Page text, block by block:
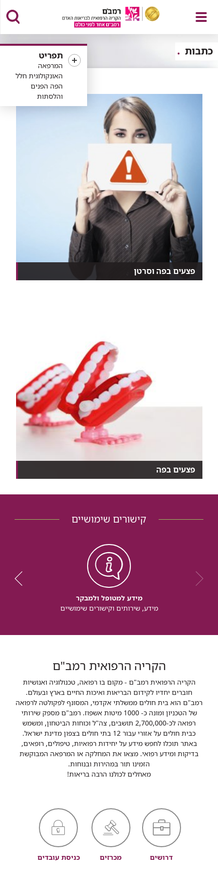
פתח
תפריט
תפריט
המרפאה
האונקולוגית חלל
הפה הפנים
והלסתות
כתבות
פצעים בפה וסרטן
כיב או פצע בחלל הפה שאינם מתרפאים עלולים להעיד
פצעים בפה
לא מצליחים להיפטר מפצעים מטרידים בפה? לכו להיבדק
קישורים שימושיים
מידע למטופל ולמבקר
מידע, שירותים וקישורים שימושיים
הקריה הרפואית רמב"ם
הקריה הרפואית רמב"ם - מקום בו רפואה, טכנולוגיה ואנושיות
חוברים יחדיו לקידום הבריאות ואיכות החיים בארץ ובעולם.
רמב"ם הוא בית חולים ממשלתי אקדמי, המסונף לפקולטה לרפואה
של הטכניון ומונה כ- 1000 מיטות אשפוז. רמב"ם מספק שירותי
רפואה לכ-2,700,000 תושבים, צה"ל וכוחות הביטחון, ומשמש
כבית חולים על אזורי עבור 12 בתי חולים בצפון מדינת ישראל.
באתר תוכלו לחפש מידע על יחידות רפואיות, טיפולים, רופאים,
בדיקות ומידע רפואי. מצאו את המחלקה או המרפאה המבוקשת
הזמינו תור במהירות ובנוחות.
מאחלים לכולנו הרבה בריאות!
דרושים מכרזים כניסת עובדים